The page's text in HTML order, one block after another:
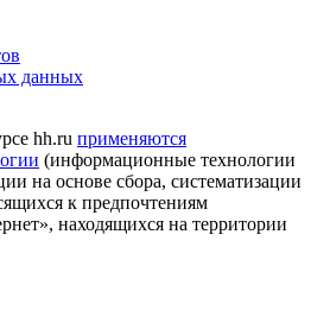
данных
hh.ru применяются
(информационные технологии
на основе сбора, систематизации
к предпочтениям
находящихся на территории